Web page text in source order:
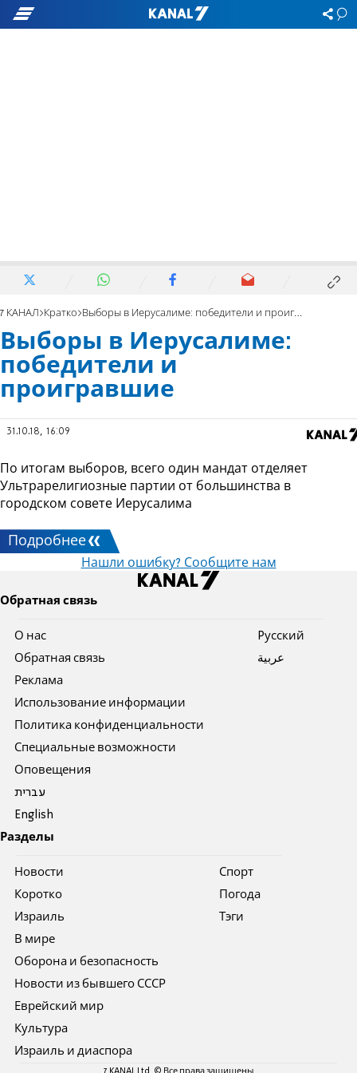
7 КАНАЛ Кратко Выборы в Иерусалиме: победители и проигравшие
Выборы в Иерусалиме:
победители и
проигравшие
31.10.18, 16:09
По итогам выборов, всего один мандат отделяет
Ультрарелигиозные партии от большинства в
городском совете Иерусалима
Подробнее
Нашли ошибку? Сообщите нам
Обратная связь
О нас
Обратная связь
Реклама
Использование информации
Политика конфиденциальности
Специальные возможности
Оповещения
עברית
English
Pусский
عربية
Разделы
Новости
Коротко
Израиль
В мире
Оборона и безопасность
Новости из бывшего СССР
Еврейский мир
Культура
Израиль и диаспора
Спорт
Погода
Тэги